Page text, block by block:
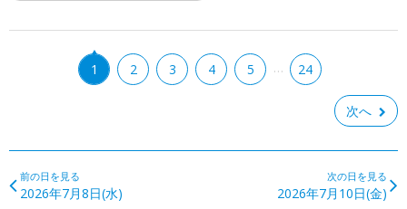
1 2 3 4 5 … 24
次へ
前の日を見る
2026年7月8日(水)
次の日を見る
2026年7月10日(金)